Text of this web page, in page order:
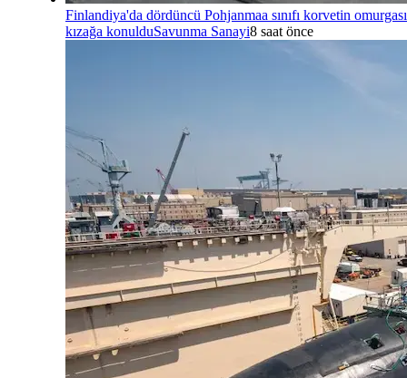
Finlandiya'da dördüncü Pohjanmaa sınıfı korvetin omurgası
kızağa konulduSavunma Sanayi8 saat önce